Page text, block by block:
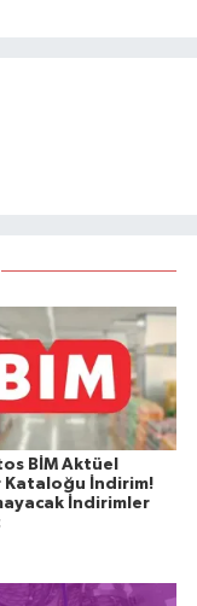
BİM Aktüel
Kataloğu İndirim!
İndirimler